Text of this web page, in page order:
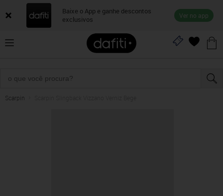
Baixe o App e ganhe descontos
exclusivos
Ver no app
Scarpin